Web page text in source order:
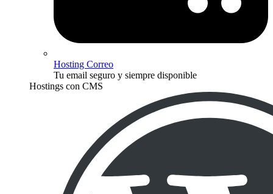
Hosting Correo
Tu email seguro y siempre disponible
Hostings con CMS